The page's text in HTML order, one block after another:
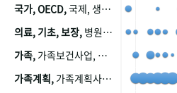
국가, OECD,국제, 생산, 아시아, 태평양, 태평양지역, 참가
의료, 기초, 보장, 병원, 가정, 연금, 연계, 공적, 일본, 생활, 국민기초생활보장제도, 국민연금, 기금, 저소득층, 근로, 자활, 급여, 환자, 의료비, 모니터링, 한국복지패널, 소득, 지표, 빈곤, 노후, 장애인
가족, 가족보건사업, 산업, 친화, 전국, 출산력
가족계획, 가족계획사업, 가족계획사업평가, 한국가족계획사업, 피임, 보급, 부인, 자궁, 피임약